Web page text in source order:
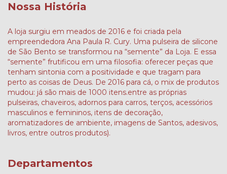
Nossa História
A loja surgiu em meados de 2016 e foi criada pela
empreendedora Ana Paula R. Cury. Uma pulseira de silicone
de São Bento se transformou na “semente” da Loja. E essa
“semente” frutificou em uma filosofia: oferecer peças que
tenham sintonia com a positividade e que tragam para
perto as coisas de Deus. De 2016 para cá, o mix de produtos
mudou: já são mais de 1000 itens.entre as próprias
pulseiras, chaveiros, adornos para carros, terços, acessórios
masculinos e femininos, itens de decoração,
aromatizadores de ambiente, imagens de Santos, adesivos,
livros, entre outros produtos).
Departamentos